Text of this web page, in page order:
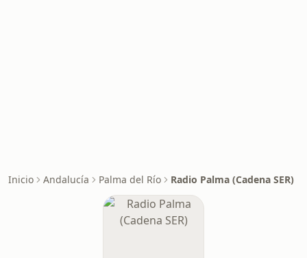
Inicio Andalucía Palma del Río Radio Palma (Cadena SER)